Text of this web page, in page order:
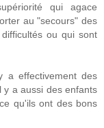
qui agace
au "secours" des
ou qui sont
a effectivement des
y a aussi des enfants
qu'ils ont des bons